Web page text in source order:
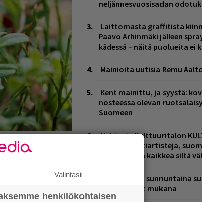
neljännesvuosisadan
Laittomasta graffitista
Paavo Arhinmäki jälleen
kädessä – näitä puolueita ei
Mainioita uutisia Remu
Kent mainittu, ja syystä:
nosteessa olevan
Suomeen
Helsingin Kulttuuritalon
tarjoaa kulttiartisteja,
osaamista ja kaikkea siltä
Tampereella sunnuntaina
nämä artistit mukana
Valintasi
henkilökohtaisen